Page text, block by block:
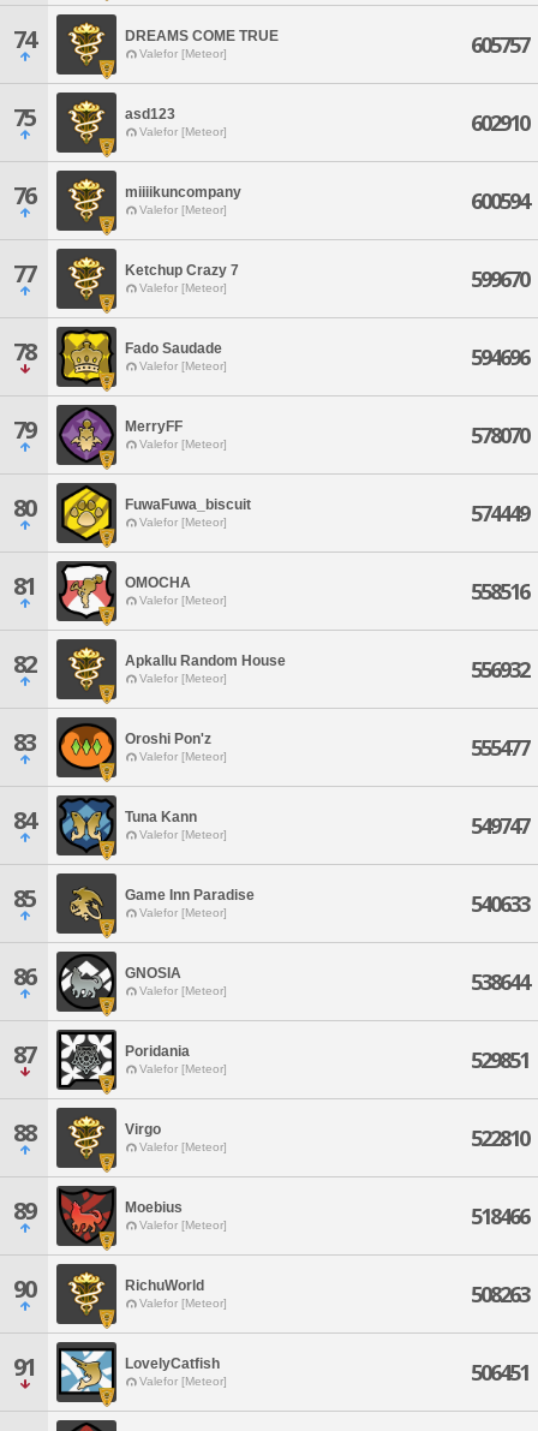
74 DREAMS COME TRUE
Valefor [Meteor] 605757
75 asd123
Valefor [Meteor] 602910
76 miiiikuncompany
Valefor [Meteor] 600594
77 Ketchup Crazy 7
Valefor [Meteor] 599670
78 Fado Saudade
Valefor [Meteor] 594696
79 MerryFF
Valefor [Meteor] 578070
80 FuwaFuwa_biscuit
Valefor [Meteor] 574449
81 OMOCHA
Valefor [Meteor] 558516
82 Apkallu Random House
Valefor [Meteor] 556932
83 Oroshi Pon'z
Valefor [Meteor] 555477
84 Tuna Kann
Valefor [Meteor] 549747
85 Game Inn Paradise
Valefor [Meteor] 540633
86 GNOSIA
Valefor [Meteor] 538644
87 Poridania
Valefor [Meteor] 529851
88 Virgo
Valefor [Meteor] 522810
89 Moebius
Valefor [Meteor] 518466
90 RichuWorld
Valefor [Meteor] 508263
91 LovelyCatfish
Valefor [Meteor] 506451